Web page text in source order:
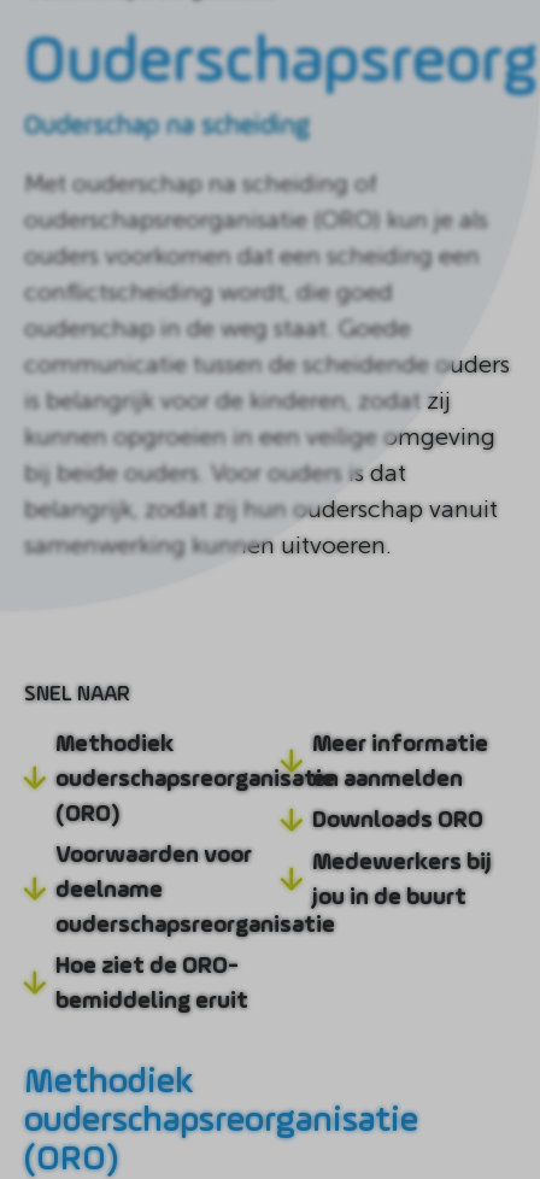
homepagina
Ouderschap na scheiding
Met ouderschap na scheiding of
ouderschapsreorganisatie (ORO) kun je als
ouders voorkomen dat een scheiding een
conflictscheiding wordt, die goed
ouderschap in de weg staat. Goede
communicatie tussen de scheidende ouders
is belangrijk voor de kinderen, zodat zij
kunnen opgroeien in een veilige omgeving
bij beide ouders. Voor ouders is dat
belangrijk, zodat zij hun ouderschap vanuit
samenwerking kunnen uitvoeren.
SNEL NAAR
Methodiek
ouderschapsreorganisatie
(ORO)
Voorwaarden voor
deelname
ouderschapsreorganisatie
Hoe ziet de ORO-
bemiddeling eruit
Meer informatie
en aanmelden
Downloads ORO
Medewerkers bij
jou in de buurt
Methodiek
ouderschapsreorganisatie
(ORO)